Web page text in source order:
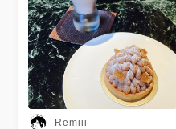
Remiii